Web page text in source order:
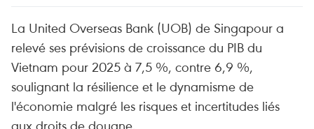
La United Overseas Bank (UOB) de Singapour a
relevé ses prévisions de croissance du PIB du
Vietnam pour 2025 à 7,5 %, contre 6,9 %,
soulignant la résilience et le dynamisme de
l'économie malgré les risques et incertitudes liés
aux droits de douane.